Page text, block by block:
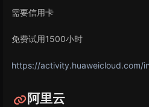
需要信用卡
免费试用1500小时
https://activity.huaweicloud.com/
阿里云